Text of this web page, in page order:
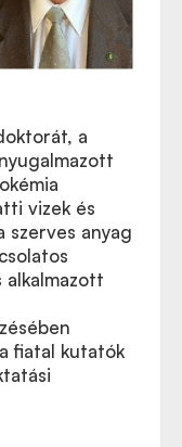
a
vizek és
szerves anyag
fiatal kutatók